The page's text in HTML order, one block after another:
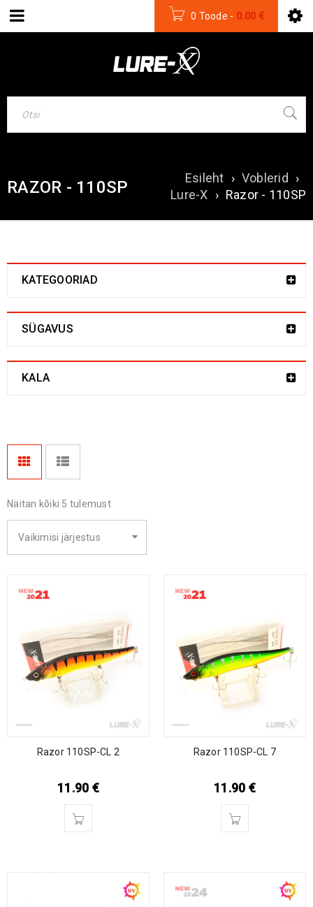
0 Toode - 0.00 €
RAZOR - 110SP Esileht › Voblerid
›
Lure-X › Razor - 110SP
KATEGOORIAD
SÜGAVUS
KALA
Näitan kõiki 5 tulemust
Vaikimisi järjestus
Razor 110SP-CL 2
11.90 €
Razor 110SP-CL 7
11.90 €